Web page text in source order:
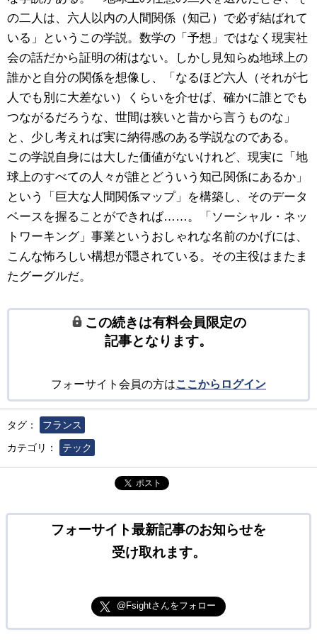
の二人は、六人以内の人間関係（知己）で必ず結ばれて
いる」というこの学説。数学の「予想」ではなく現実社
会の話だから証明の術はない。しかし見知らぬ地球上の
誰かと自分の関係を想像し、「なるほど六人（それが七
人でも別に大差ない）くらいを介せば、確かに誰とでも
つながるだろうな、世間は狭いと昔から言うものな」
と、少し考えれば実に納得感のある学説なのである。
この学説自身には大した価値がないけれど、現実に「地
球上のすべての人々が誰とどういう知己関係にあるか」
という「巨大な人間関係マップ」を構築し、そのデータ
ベースを握ることができれば……。「ソーシャル・ネッ
トワーキング」事業というおしゃれな名前のかげには、
こんな怖ろしい構想が隠されている。その主役はまたま
たグーグルだ。
この続きは有料会員限定の
記事となります。
フォーサイト会員の方はここからログイン
タグ：
フランス
カテゴリ：
テック
ポスト
フォーサイト最新記事のお知らせを
受け取れます。
@Fsightさんをフォロー